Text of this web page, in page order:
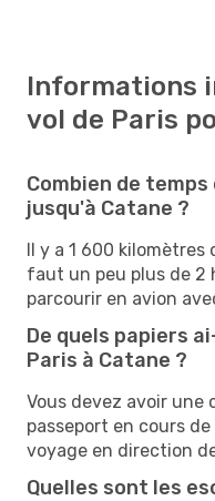
Informations
vol de Paris
Combien de
jusqu'à Catane ?
Il y a 1 600 kilomètres
faut un peu plus de 2
parcourir en avion
De quels papiers
Paris à Catane ?
Vous devez avoir
passeport en cours
voyage en direction
Quelles sont les